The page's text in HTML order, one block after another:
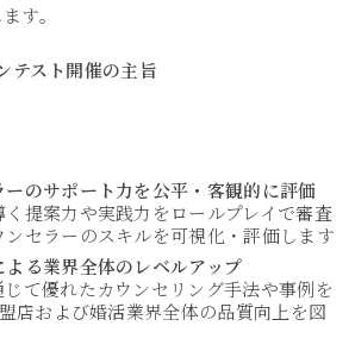
す。
テスト開催の主旨
のサポート力を公平・客観的に評価
提案力や実践力をロールプレイで審査
ンセラーのスキルを可視化・評価します
よる業界全体のレベルアップ
て優れたカウンセリング手法や事例を
店および婚活業界全体の品質向上を図